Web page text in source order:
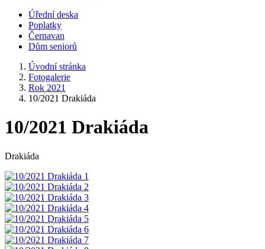
Úřední deska
Poplatky
Černavan
Dům seniorů
Úvodní stránka
Fotogalerie
Rok 2021
10/2021 Drakiáda
10/2021 Drakiáda
Drakiáda